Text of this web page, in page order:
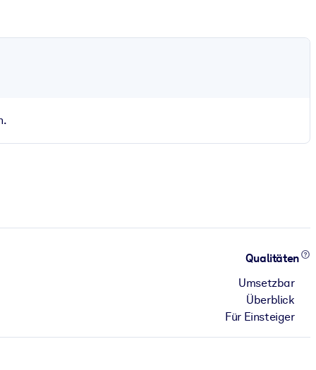
Qualitäten
Umsetzbar
Überblick
Für Einsteiger